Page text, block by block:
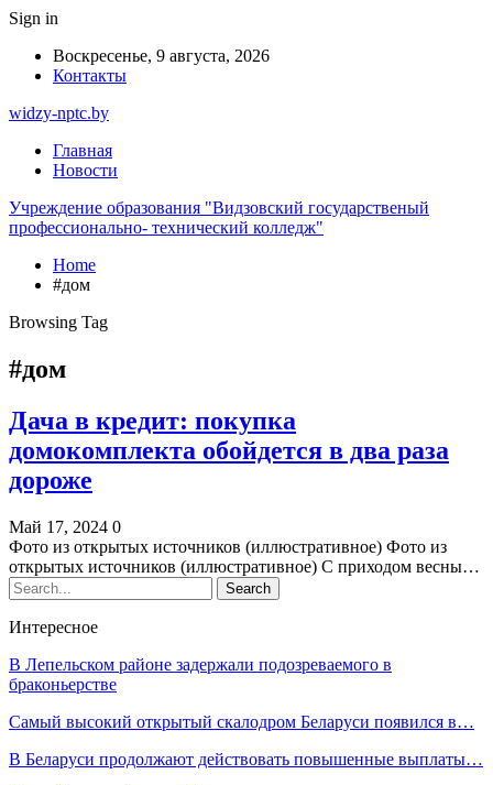
Sign in
Воскресенье, 9 августа, 2026
Контакты
widzy-nptc.by
Главная
Новости
Учреждение образования "Видзовский государственый
профессионально- технический колледж"
Home
#дом
Browsing Tag
#дом
Дача в кредит: покупка
домокомплекта обойдется в два раза
дороже
Май 17, 2024 0
Фото из открытых источников (иллюстративное) Фото из
открытых источников (иллюстративное) С приходом весны…
Интересное
В Лепельском районе задержали подозреваемого в
браконьерстве
Самый высокий открытый скалодром Беларуси появился в…
В Беларуси продолжают действовать повышенные выплаты…